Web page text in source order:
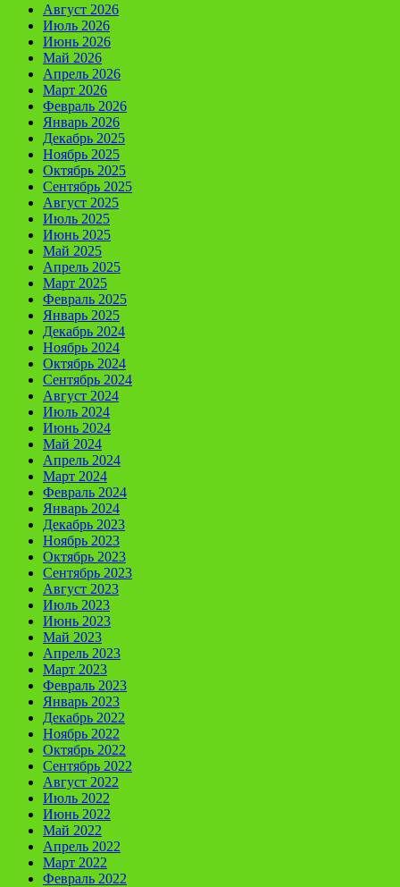
Август 2026
Июль 2026
Июнь 2026
Май 2026
Апрель 2026
Март 2026
Февраль 2026
Январь 2026
Декабрь 2025
Ноябрь 2025
Октябрь 2025
Сентябрь 2025
Август 2025
Июль 2025
Июнь 2025
Май 2025
Апрель 2025
Март 2025
Февраль 2025
Январь 2025
Декабрь 2024
Ноябрь 2024
Октябрь 2024
Сентябрь 2024
Август 2024
Июль 2024
Июнь 2024
Май 2024
Апрель 2024
Март 2024
Февраль 2024
Январь 2024
Декабрь 2023
Ноябрь 2023
Октябрь 2023
Сентябрь 2023
Август 2023
Июль 2023
Июнь 2023
Май 2023
Апрель 2023
Март 2023
Февраль 2023
Январь 2023
Декабрь 2022
Ноябрь 2022
Октябрь 2022
Сентябрь 2022
Август 2022
Июль 2022
Июнь 2022
Май 2022
Апрель 2022
Март 2022
Февраль 2022